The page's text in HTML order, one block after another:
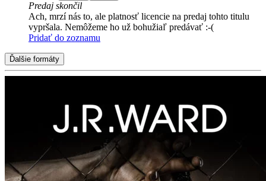
Predaj skončil
Ach, mrzí nás to, ale platnosť licencie na predaj tohto titulu
vypršala. Nemôžeme ho už bohužiaľ predávať :-(
Pridať do zoznamu
Ďalšie formáty